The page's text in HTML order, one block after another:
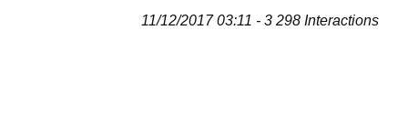
11/12/2017 03:11 - 3 298 Interactions